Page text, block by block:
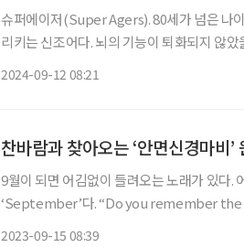
슈퍼에이저(Super Agers). 80세가 넘은 나
리키는 신조어다. 뇌의 기능이 퇴화되지 않
2024-09-12 08:21
찬바람과 찾아오는 ‘안면신경마비
9월이 되면 어김없이 들려오는 노래가 있다
‘September’다. “Do you remember
2023-09-15 08:39